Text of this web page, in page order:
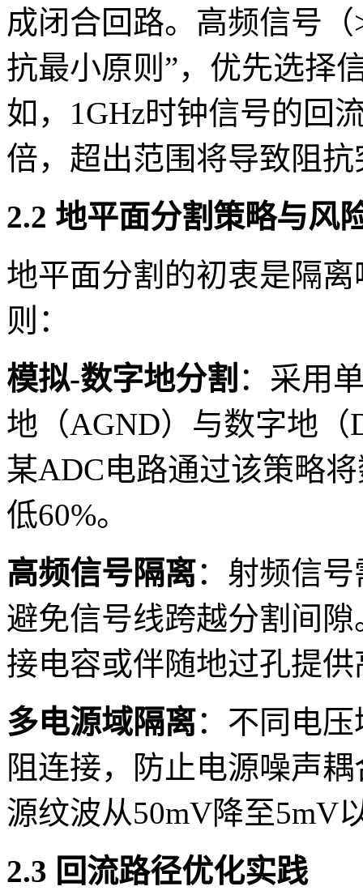
成闭合回路。高频信号
抗最小原则”，优先选择
如，1GHz时钟信号的回
倍，超出范围将导致阻抗
2.2 地平面分割策略与风
地平面分割的初衷是隔
则：
模拟-数字地分割 ：采用
地（AGND）与数字地
某ADC电路通过该策略
低60%。
高频信号隔离：射频信
避免信号线跨越分割间
接电容或伴随地过孔提
多电源域隔离：不同电
阻连接，防止电源噪声
源纹波从50mV降至5mV
2.3 回流路径优化实践